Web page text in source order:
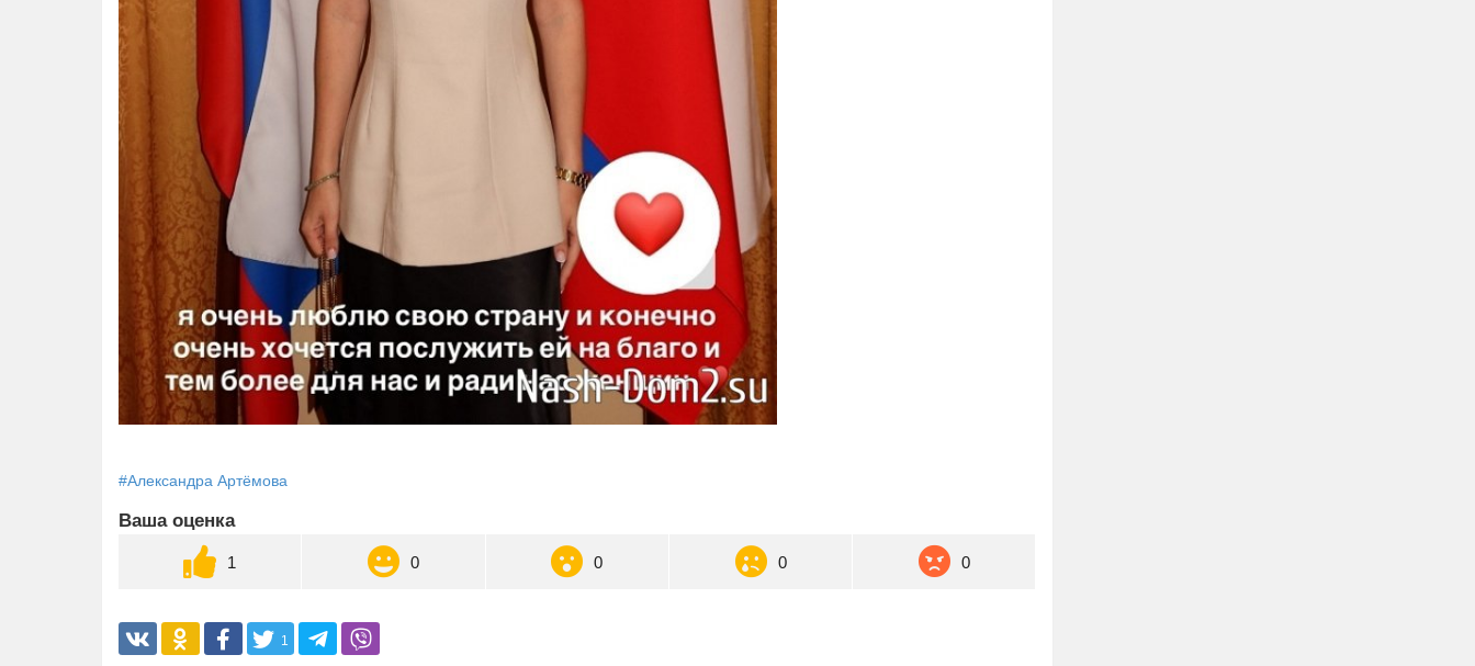
#Александра Артёмова
Ваша оценка
1 0 0 0 0
1